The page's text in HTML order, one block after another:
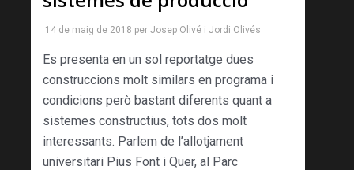
14 de maig de 2018 per Josep Olivé i Jordi Olivés
Es presenta en un sol reportatge dues
construccions molt similars en programa i
condicions però bastant diferents quant a
sistemes constructius, tots dos molt
interessants. Parlem de l’allotjament
universitari Pius Font i Quer, al Parc